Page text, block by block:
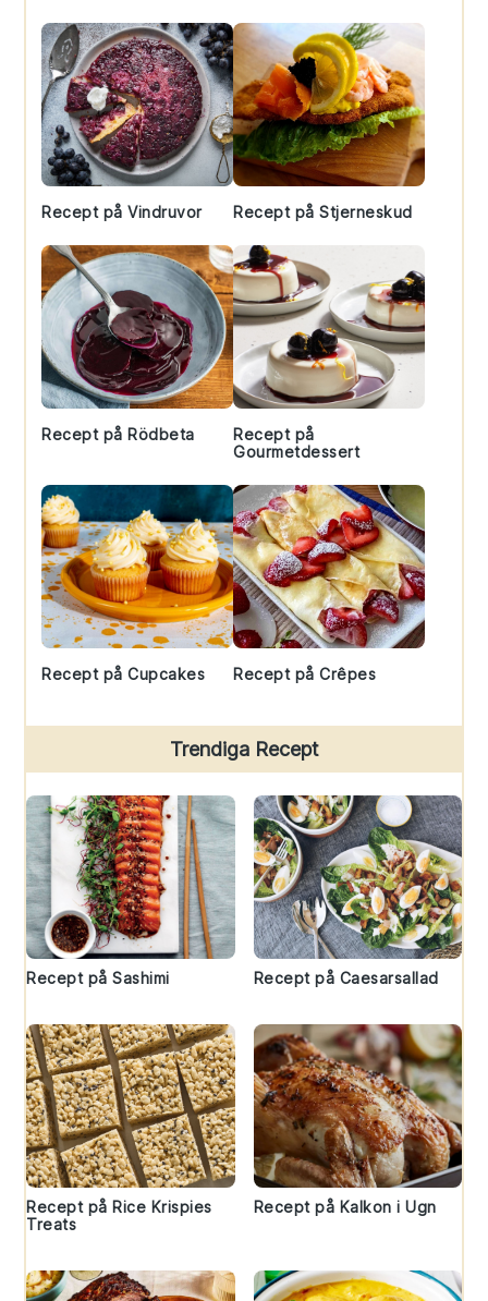
Recept på Vindruvor Recept på Stjerneskud
Recept på Rödbeta
Recept på
Gourmetdessert
Recept på Cupcakes Recept på Crêpes
Trendiga Recept
Recept på Sashimi Recept på Caesarsallad
Recept på Rice Krispies
Treats
Recept på Kalkon i Ugn